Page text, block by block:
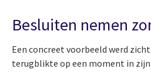
Besluiten nemen
Een concreet voorbeeld werd
terugblikte op een moment in zijn